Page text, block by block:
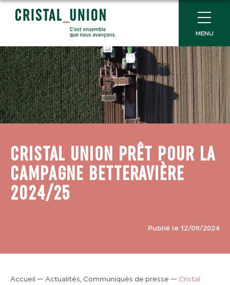
MENU
CRISTAL UNION PRÊT POUR LA
CAMPAGNE BETTERAVIÈRE
2024/25
Publié le 12/09/2024
Accueil — Actualités, Communiqués de presse — Cristal